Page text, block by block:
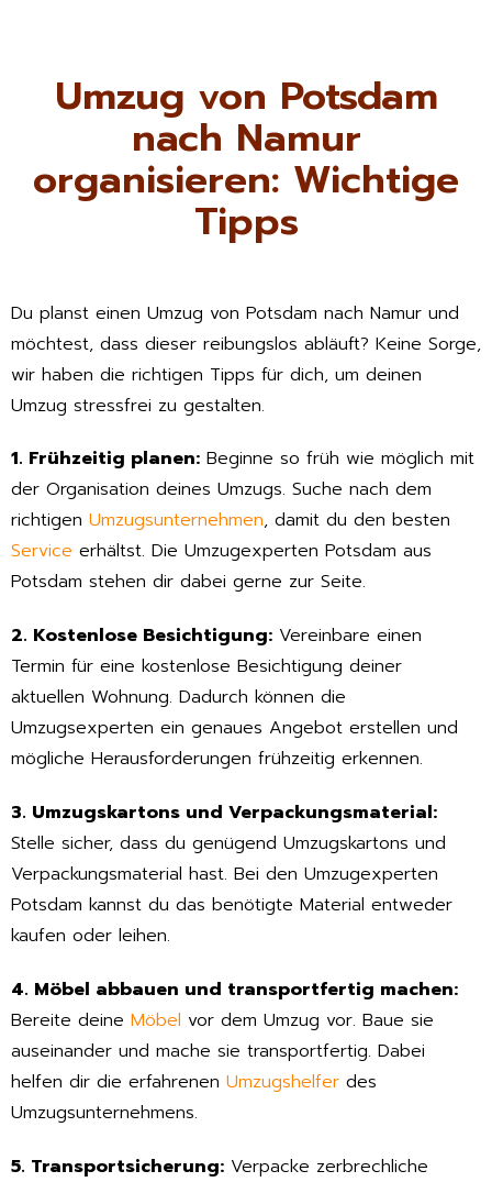
Umzug von Potsdam
nach Namur
organisieren: Wichtige
Tipps
Du planst einen Umzug von Potsdam nach Namur und
möchtest, dass dieser reibungslos abläuft? Keine Sorge,
wir haben die richtigen Tipps für dich, um deinen
Umzug stressfrei zu gestalten.
1. Frühzeitig planen: Beginne so früh wie möglich mit
der Organisation deines Umzugs. Suche nach dem
richtigen Umzugsunternehmen, damit du den besten
Service erhältst. Die Umzugexperten Potsdam aus
Potsdam stehen dir dabei gerne zur Seite.
2. Kostenlose Besichtigung: Vereinbare einen
Termin für eine kostenlose Besichtigung deiner
aktuellen Wohnung. Dadurch können die
Umzugsexperten ein genaues Angebot erstellen und
mögliche Herausforderungen frühzeitig erkennen.
3. Umzugskartons und Verpackungsmaterial:
Stelle sicher, dass du genügend Umzugskartons und
Verpackungsmaterial hast. Bei den Umzugexperten
Potsdam kannst du das benötigte Material entweder
kaufen oder leihen.
4. Möbel abbauen und transportfertig machen:
Bereite deine Möbel vor dem Umzug vor. Baue sie
auseinander und mache sie transportfertig. Dabei
helfen dir die erfahrenen Umzugshelfer des
Umzugsunternehmens.
5. Transportsicherung: Verpacke zerbrechliche